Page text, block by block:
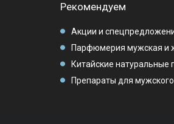
Рекомендуем
Акции и
Парфюмерия мужская и
Китайские натуральные
Препараты для